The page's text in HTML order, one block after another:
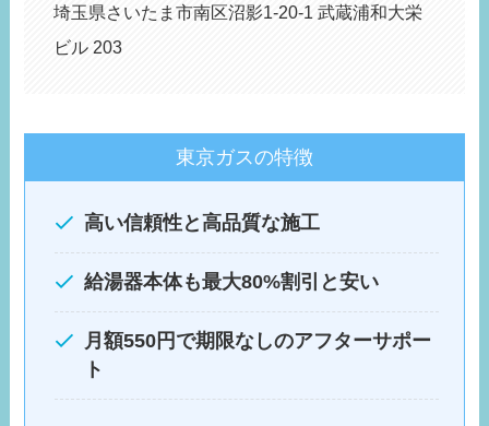
埼玉県さいたま市南区沼影1-20-1 武蔵浦和大栄
ビル 203
東京ガスの特徴
高い信頼性と高品質な施工
給湯器本体も最大80%割引と安い
月額550円で期限なしのアフターサポー
ト